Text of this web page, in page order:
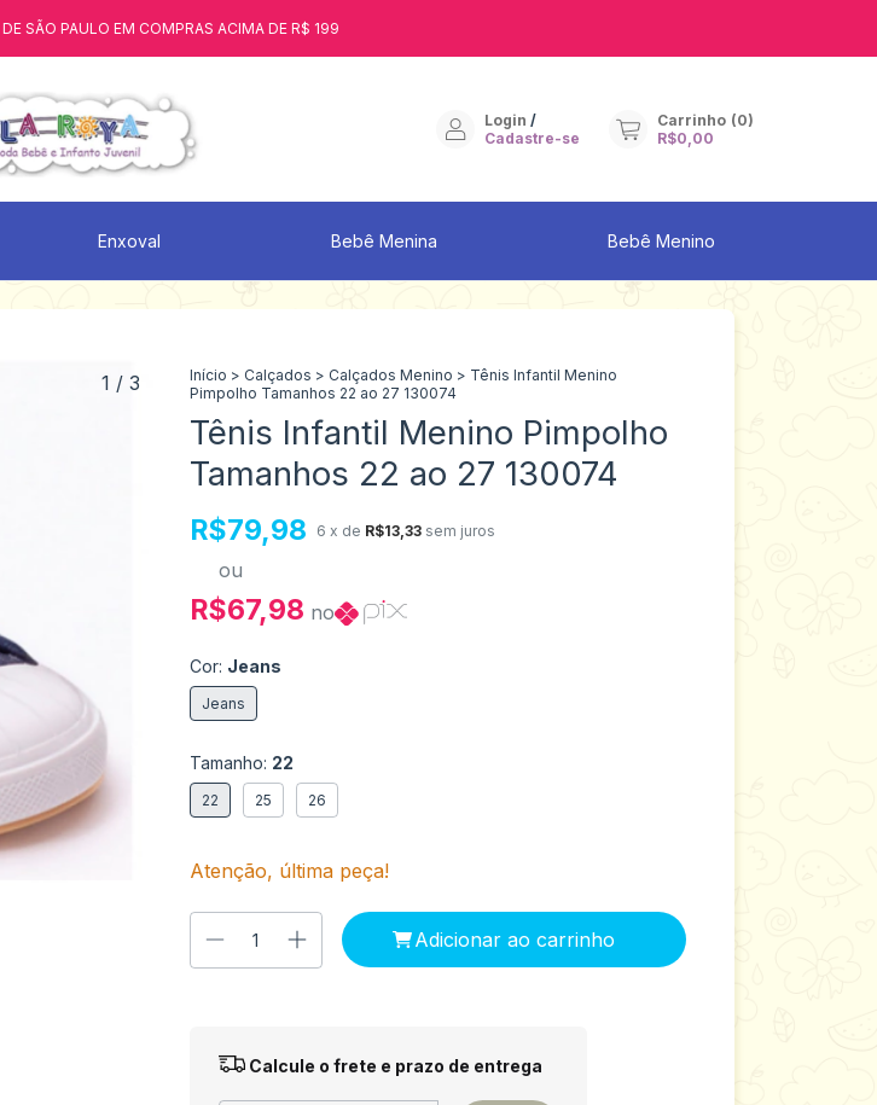
SÃO PAULO EM COMPRAS ACIMA DE R$ 199
Login /
Cadastre-se
Carrinho (0)
R$0,00
Enxoval Bebê Menina Bebê Menino
1 / 3 Início > Calçados > Calçados Menino > Tênis Infantil Menino
Pimpolho Tamanhos 22 ao 27 130074
Tênis Infantil Menino Pimpolho
Tamanhos 22 ao 27 130074
R$79,98 6 x de R$13,33 sem juros
ou
R$67,98 no
Cor: Jeans
Jeans
Tamanho: 22
22 25 26
Atenção, última peça!
Entregas para o CEP: Alterar CEP
Calcule o frete e prazo de entrega